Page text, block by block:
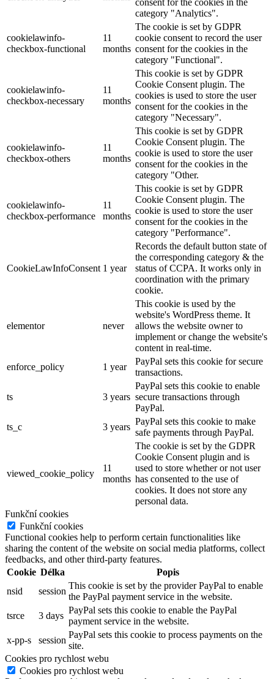
consent for the cookies in the
category "Analytics".
cookielawinfo-
checkbox-functional
11
months
The cookie is set by GDPR
cookie consent to record the user
consent for the cookies in the
category "Functional".
cookielawinfo-
checkbox-necessary
11
months
This cookie is set by GDPR
Cookie Consent plugin. The
cookies is used to store the user
consent for the cookies in the
category "Necessary".
cookielawinfo-
checkbox-others
11
months
This cookie is set by GDPR
Cookie Consent plugin. The
cookie is used to store the user
consent for the cookies in the
category "Other.
cookielawinfo-
checkbox-performance
11
months
This cookie is set by GDPR
Cookie Consent plugin. The
cookie is used to store the user
consent for the cookies in the
category "Performance".
CookieLawInfoConsent 1 year
Records the default button state of
the corresponding category & the
status of CCPA. It works only in
coordination with the primary
cookie.
elementor never
This cookie is used by the
website's WordPress theme. It
allows the website owner to
implement or change the website's
content in real-time.
enforce_policy
1 year
PayPal sets this cookie for secure
transactions.
ts 3 years
PayPal sets this cookie to enable
secure transactions through
PayPal.
ts_c
3 years
PayPal sets this cookie to make
safe payments through PayPal.
viewed_cookie_policy
11
months
The cookie is set by the GDPR
Cookie Consent plugin and is
used to store whether or not user
has consented to the use of
cookies. It does not store any
personal data.
Funkční cookies
Funkční cookies
Functional cookies help to perform certain functionalities like
sharing the content of the website on social media platforms, collect
feedbacks, and other third-party features.
Cookie Délka
Popis
nsid
session
This cookie is set by the provider PayPal to enable
the PayPal payment service in the website.
tsrce
3 days
PayPal sets this cookie to enable the PayPal
payment service in the website.
x-pp-s
session
PayPal sets this cookie to process payments on the
site.
Cookies pro rychlost webu
Cookies pro rychlost webu